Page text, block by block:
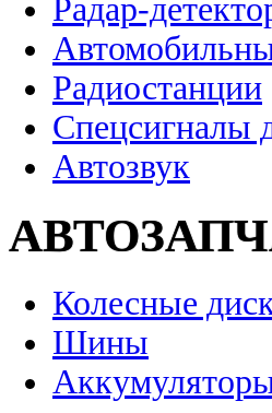
Радар-
Радиостанции
Спецсигналы
Автозвук
Колесные
Шины